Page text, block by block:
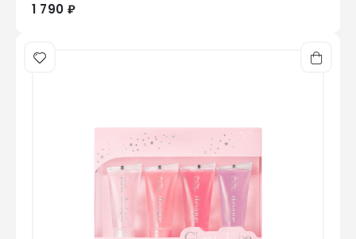
1 790 ₽